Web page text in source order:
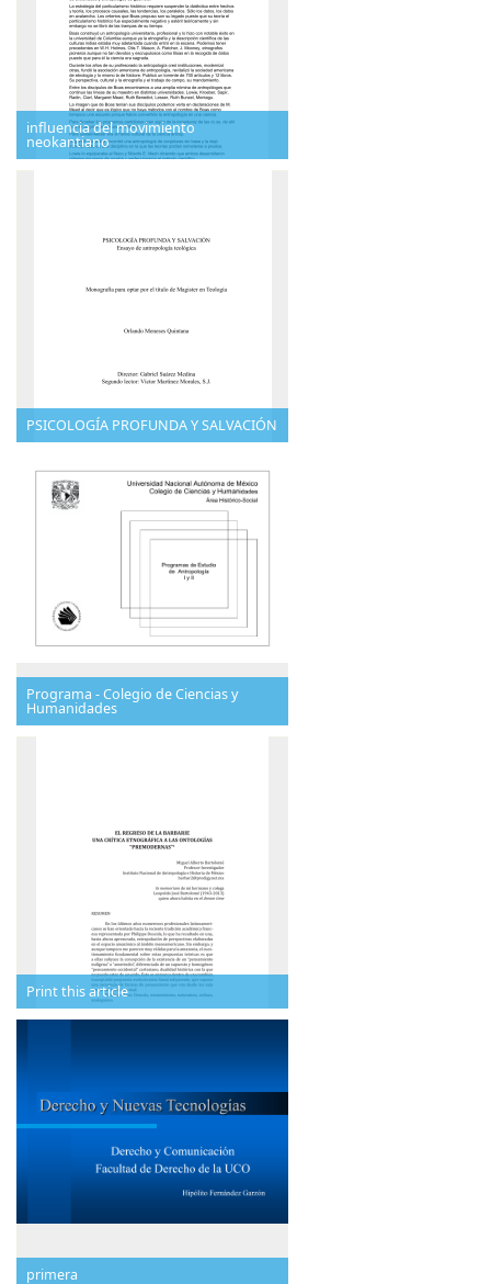
influencia del movimiento
neokantiano
PSICOLOGÍA PROFUNDA Y SALVACIÓN
Programa - Colegio de Ciencias y
Humanidades
Print this article
primera